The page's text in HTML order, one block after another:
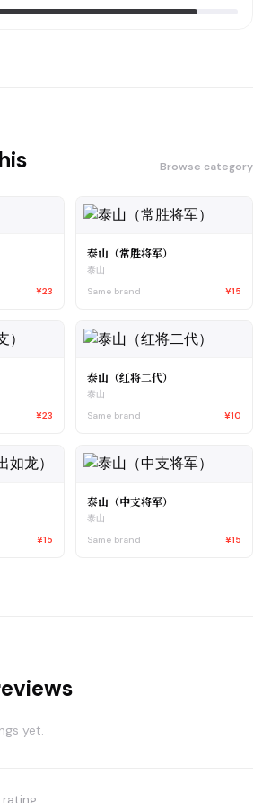
Browse category
¥23
泰山（常胜将军）
泰山
Same brand
¥15
¥23
泰山（红将二代）
泰山
Same brand
¥10
¥15
泰山（中支将军）
泰山
Same brand
¥15
yet.